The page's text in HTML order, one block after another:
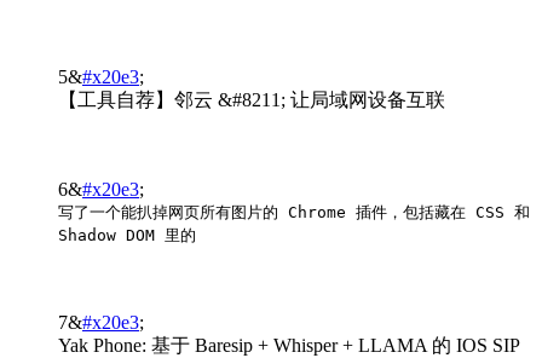
5&#x20e3;
【工具自荐】邻云 &#8211; 让局域网设备互联
6&#x20e3;
写了一个能扒掉网页所有图片的 Chrome 插件，包括藏在 CSS 和
Shadow DOM 里的
7&#x20e3;
Yak Phone: 基于 Baresip + Whisper + LLAMA 的 IOS SIP